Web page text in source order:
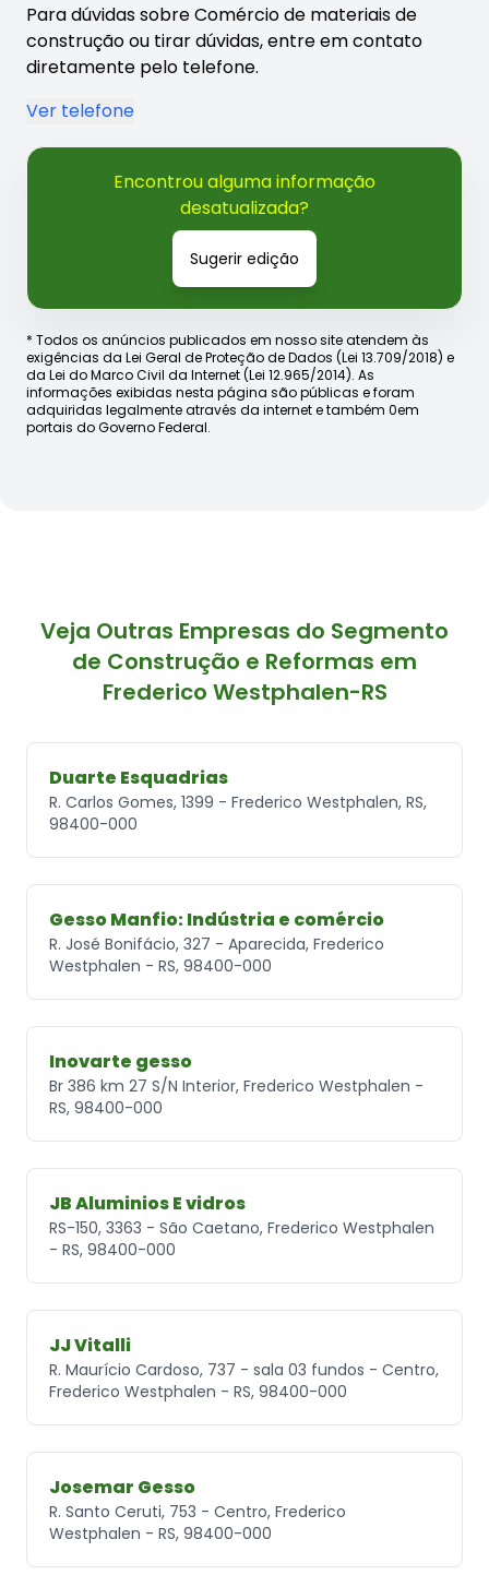
Para dúvidas sobre Comércio de materiais de
construção ou tirar dúvidas, entre em contato
diretamente pelo telefone.
Ver telefone
Encontrou alguma informação
desatualizada?
Sugerir edição
* Todos os anúncios publicados em nosso site atendem às
exigências da Lei Geral de Proteção de Dados (Lei 13.709/2018) e
da Lei do Marco Civil da Internet (Lei 12.965/2014). As
informações exibidas nesta página são públicas e foram
adquiridas legalmente através da internet e também 0em
portais do Governo Federal.
Veja Outras Empresas do Segmento
de Construção e Reformas em
Frederico Westphalen-RS
Duarte Esquadrias
R. Carlos Gomes, 1399 - Frederico Westphalen, RS,
98400-000
Gesso Manfio: Indústria e comércio
R. José Bonifácio, 327 - Aparecida, Frederico
Westphalen - RS, 98400-000
Inovarte gesso
Br 386 km 27 S/N Interior, Frederico Westphalen -
RS, 98400-000
JB Aluminios E vidros
RS-150, 3363 - São Caetano, Frederico Westphalen
- RS, 98400-000
JJ Vitalli
R. Maurício Cardoso, 737 - sala 03 fundos - Centro,
Frederico Westphalen - RS, 98400-000
Josemar Gesso
R. Santo Ceruti, 753 - Centro, Frederico
Westphalen - RS, 98400-000